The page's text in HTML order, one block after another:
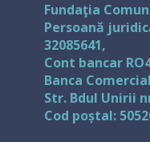
Fundaţia
Persoană
32085641,
Cont bancar
Banca
Str. Bdul Unirii
Cod poștal: